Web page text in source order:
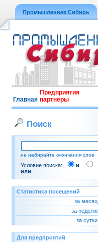
Промышленная Сибирь
Главная
Предприятия
партнёры
Поиск
не набирайте окончания слов
Условие поиска:
и
или
Статистика посещений
за месяц
за неделю
за сутки
Для предприятий